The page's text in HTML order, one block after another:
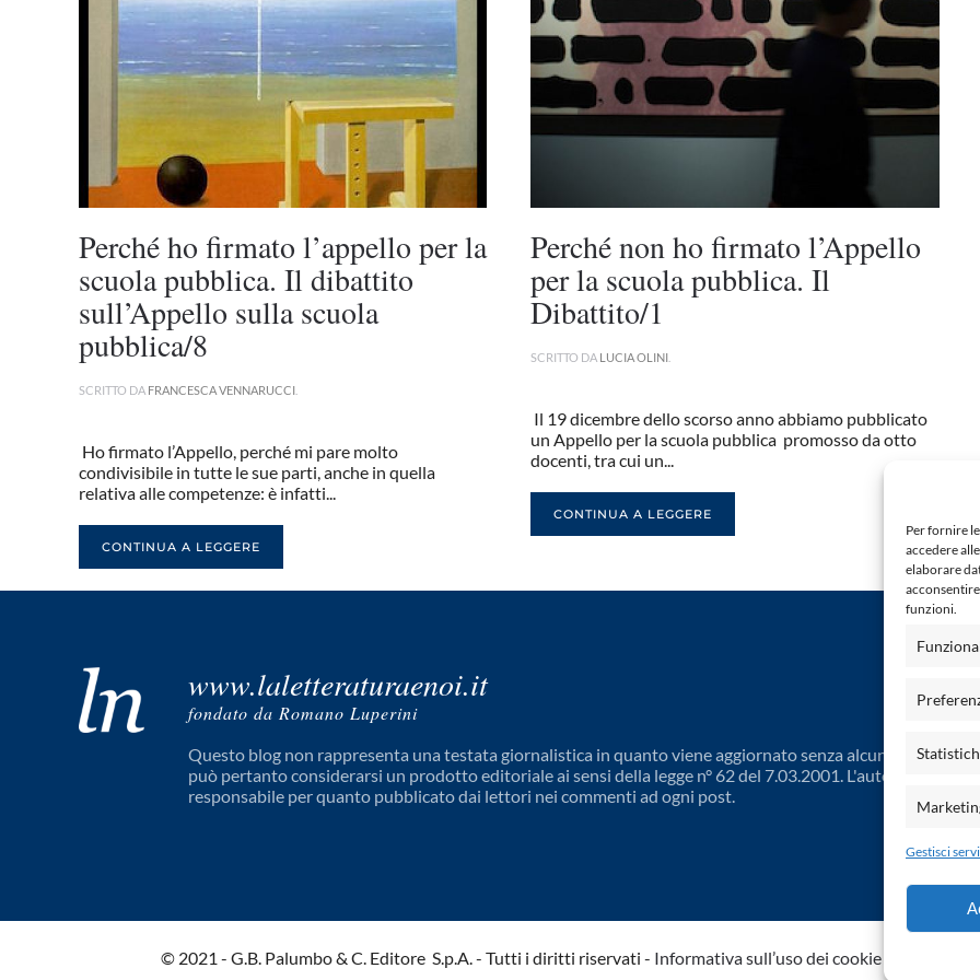
Per fornire
accedere
elaborare
funzioni.
Gestisci
Perché ho firmato l’appello per la
scuola pubblica. Il dibattito
sull’Appello sulla scuola
pubblica/8
SCRITTO DA FRANCESCA VENNARUCCI
Ho firmato l’Appello, perché mi pare molto
condivisibile in tutte le sue parti, anche in quella
relativa alle competenze: è infatti...
CONTINUA A LEGGERE
Perché non ho firmato l’Appello
per la scuola pubblica. Il
Dibattito/1
SCRITTO DA LUCIA OLINI
Il 19 dicembre dello scorso anno abbiamo pubblicato
un Appello per la scuola pubblica promosso da otto
docenti, tra cui un...
CONTINUA A LEGGERE
www.laletteraturaenoi.it
fondato da Romano Luperini
Questo blog non rappresenta una testata giornalistica in quanto viene aggiornato senza alcuna periodicità.
può pertanto considerarsi un prodotto editoriale ai sensi della legge n° 62 del 7.03.2001. L'autore non è
responsabile per quanto pubblicato dai lettori nei commenti ad ogni post.
© 2021 - G.B. Palumbo & C. Editore S.p.A. - Tutti i diritti riservati - Informativa sull’uso dei cookie